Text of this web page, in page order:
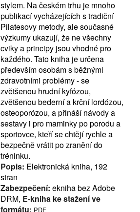
stylem. Na českém trhu je mnoho
publikací vycházejících s tradiční
Pilatesovy metody, ale současné
výzkumy ukazují, že ne všechny
cviky a principy jsou vhodné pro
každého. Tato kniha je určena
především osobám s běžnými
zdravotními problémy - se
zvětšenou hrudní kyfózou,
zvětšenou bederní a krční lordózou,
osteoporózou, a přináší návody a
sestavy i pro maminky po porodu a
sportovce, kteří se chtějí rychle a
bezpečně vrátit po zranění do
tréninku.
Popis: Elektronická kniha, 192
stran
Zabezpečení: ekniha bez Adobe
DRM, E-kniha ke stažení ve
formátu: PDF